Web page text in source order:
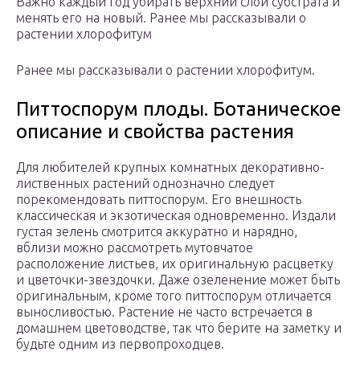
менять его на новый. Ранее мы рассказывали о
растении хлорофитум
Ранее мы рассказывали о растении хлорофитум.
Питтоспорум плоды. Ботаническое
описание и свойства растения
Для любителей крупных комнатных декоративно-
лиственных растений однозначно следует
порекомендовать питтоспорум. Его внешность
классическая и экзотическая одновременно. Издали
густая зелень смотрится аккуратно и нарядно,
вблизи можно рассмотреть мутовчатое
расположение листьев, их оригинальную расцветку
и цветочки-звездочки. Даже озеленение может быть
оригинальным, кроме того питтоспорум отличается
выносливостью. Растение не часто встречается в
домашнем цветоводстве, так что берите на заметку и
будьте одним из первопроходцев.